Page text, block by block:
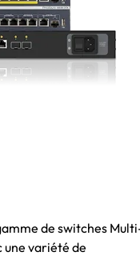
de switches
une variété de